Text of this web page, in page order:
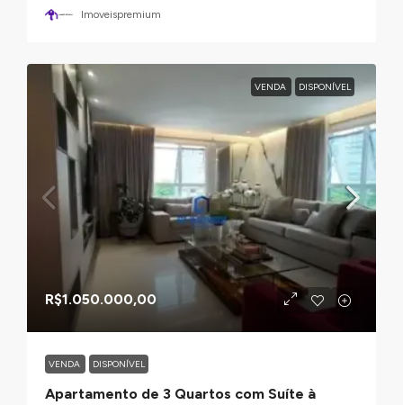
Imoveispremium
VENDA DISPONÍVEL
R$1.050.000,00
VENDA DISPONÍVEL
Apartamento de 3 Quartos com Suíte à